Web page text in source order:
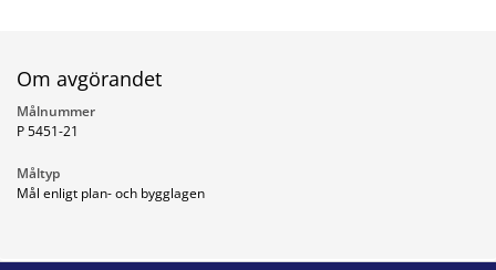
Om avgörandet
Målnummer
P 5451-21
Måltyp
Mål enligt plan- och bygglagen